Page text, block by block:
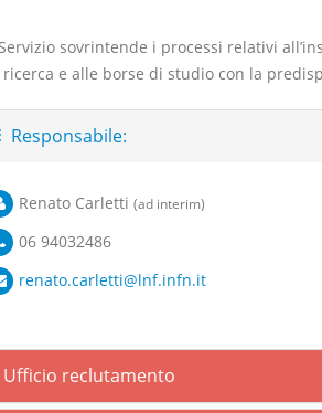
sovrintende i processi relativi
ricerca e alle borse di studio con la
Responsabile:
Renato Carletti (ad interim)
06 94032486
renato.carletti@lnf.infn.it
Ufficio reclutamento